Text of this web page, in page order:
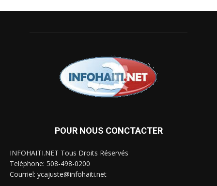
POUR NOUS CONCTACTER
INFOHAITI.NET Tous Droits Réservés
Teléphone: 508-498-0200
Courriel: ycajuste@infohaiti.net